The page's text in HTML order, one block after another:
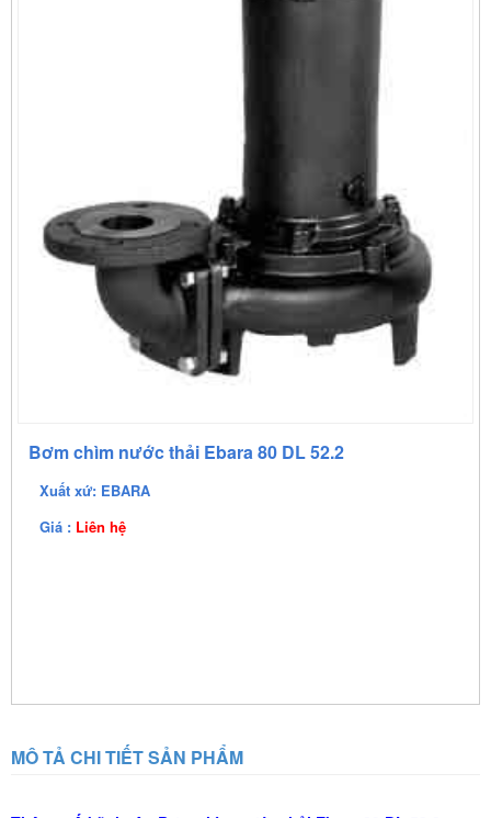
Bơm chìm nước thải Ebara 80 DL 52.2
Xuất xứ: EBARA
Giá : Liên hệ
MÔ TẢ CHI TIẾT SẢN PHẨM